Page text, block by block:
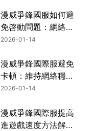
漫威爭鋒國服如何避
免啓動問題：網絡優
化指南！
2026-01-14
漫威爭鋒國際服避免
卡頓：維持網絡穩
定，暢快對決！
2026-01-14
漫威爭鋒國際服提高
進遊戲速度方法解